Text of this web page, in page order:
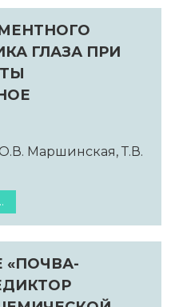
ГЛАЗА ПРИ
Маршинская, Т.В.
«ПОЧВА-